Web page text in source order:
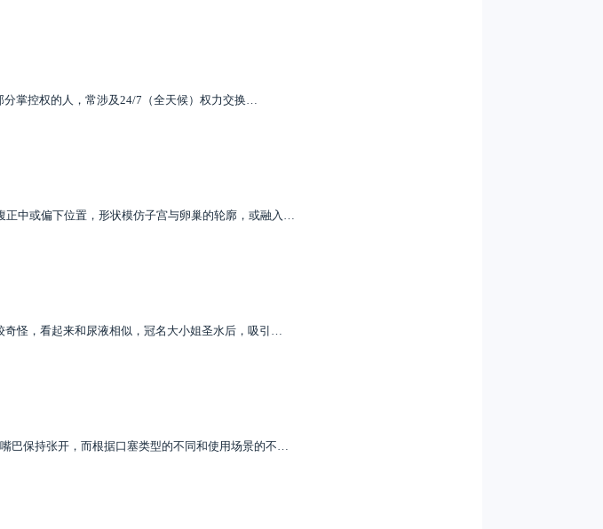
掌控权的人，常涉及24/7（全天候）权力交换…
正中或偏下位置，形状模仿子宫与卵巢的轮廓，或融入…
奇怪，看起来和尿液相似，冠名大小姐圣水后，吸引…
巴保持张开，而根据口塞类型的不同和使用场景的不…